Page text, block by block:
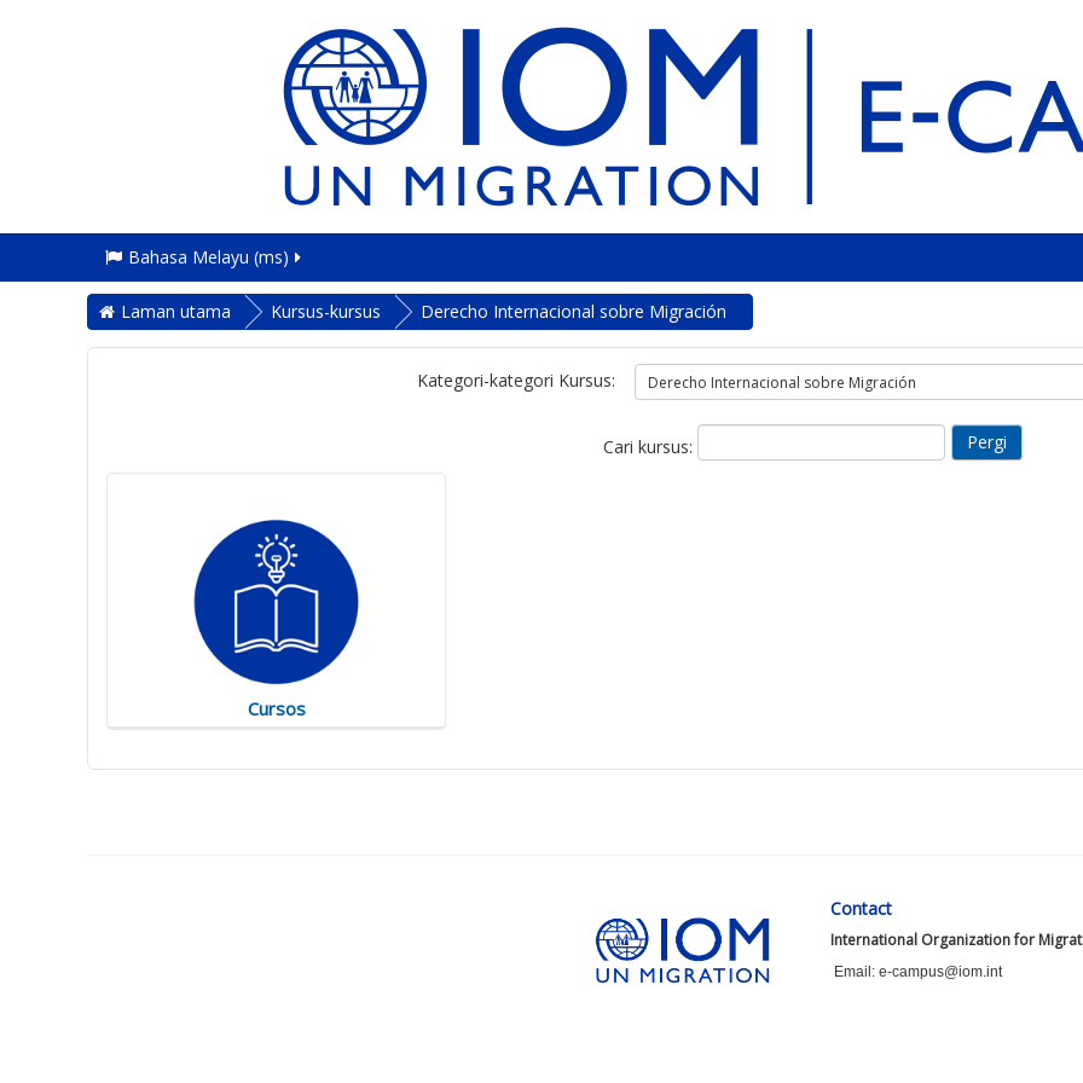
Bahasa Melayu ‎(ms)‎
Laman utama Kursus-kursus Derecho Internacional sobre Migración
Kategori-kategori Kursus:
Cari kursus:
Cursos
Contact
International Organization for
Email: e-campus@iom.int